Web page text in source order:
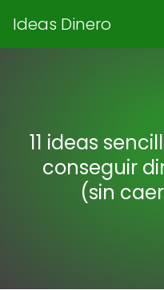
Ideas Dinero
11 ideas
conseguir
(sin